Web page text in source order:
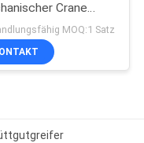
Crane
Bucket
MOQ:1 Satz